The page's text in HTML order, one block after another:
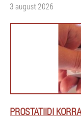
3 august 2026
PROSTATIIDI